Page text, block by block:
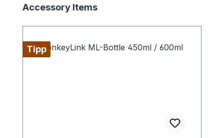
Produktgalerie überspringen
Accessory Items
Tipp